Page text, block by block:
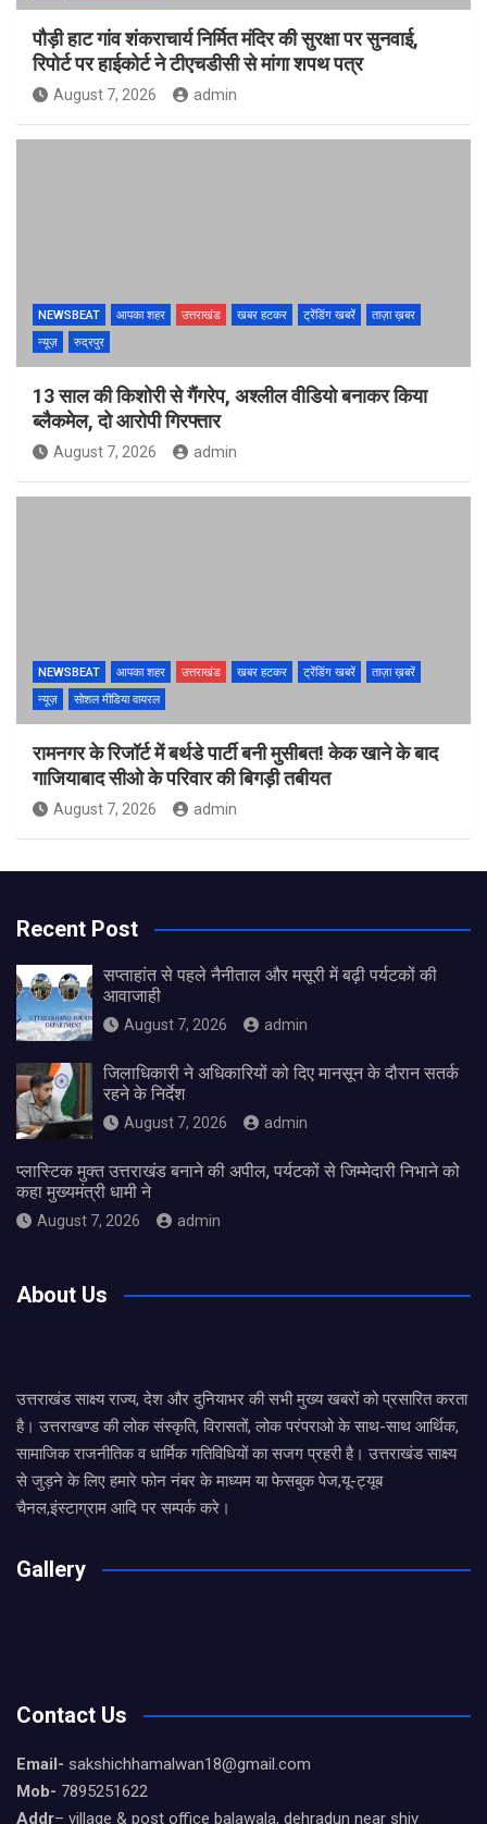
पौड़ी हाट गांव शंकराचार्य निर्मित मंदिर की सुरक्षा पर सुनवाई,
रिपोर्ट पर हाईकोर्ट ने टीएचडीसी से मांगा शपथ पत्र
August 7, 2026 admin
NEWSBEAT आपका शहर उत्तराखंड खबर हटकर ट्रेंडिंग खबरें
ताज़ा ख़बर
न्यूज़
रुद्रपुर
13 साल की किशोरी से गैंगरेप, अश्लील वीडियो बनाकर किया
ब्लैकमेल, दो आरोपी गिरफ्तार
August 7, 2026 admin
NEWSBEAT आपका शहर उत्तराखंड खबर हटकर ट्रेंडिंग खबरें
ताज़ा ख़बरें
न्यूज़
सोशल मीडिया वायरल
रामनगर के रिजॉर्ट में बर्थडे पार्टी बनी मुसीबत! केक खाने के बाद
गाजियाबाद सीओ के परिवार की बिगड़ी तबीयत
August 7, 2026 admin
Recent Post
सप्ताहांत से पहले नैनीताल और मसूरी में बढ़ी पर्यटकों की
आवाजाही
August 7, 2026 admin
जिलाधिकारी ने अधिकारियों को दिए मानसून के दौरान सतर्क
रहने के निर्देश
August 7, 2026 admin
प्लास्टिक मुक्त उत्तराखंड बनाने की अपील, पर्यटकों से जिम्मेदारी निभाने को
कहा मुख्यमंत्री धामी ने
August 7, 2026 admin
About Us
उत्तराखंड साक्ष्य राज्य, देश और दुनियाभर की सभी मुख्य खबरों को प्रसारित करता
है। उत्तराखण्ड की लोक संस्कृति, विरासतों, लोक परंपराओ के साथ-साथ आर्थिक,
सामाजिक राजनीतिक व धार्मिक गतिविधियों का सजग प्रहरी है। उत्तराखंड साक्ष्य
से जुड़ने के लिए हमारे फोन नंबर के माध्यम या फेसबुक पेज,यू-ट्यूब
चैनल,इंस्टाग्राम आदि पर सम्पर्क करे।
Gallery
Contact Us
Email- sakshichhamalwan18@gmail.com
Mob- 7895251622
Addr– village & post office balawala, dehradun near shiv